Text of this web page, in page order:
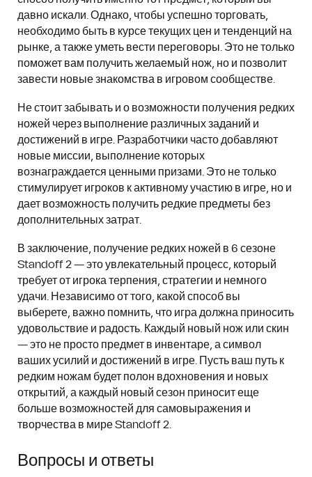
давно искали. Однако, чтобы успешно торговать,
необходимо быть в курсе текущих цен и тенденций на
рынке, а также уметь вести переговоры. Это не только
поможет вам получить желаемый нож, но и позволит
завести новые знакомства в игровом сообществе.
Не стоит забывать и о возможности получения редких
ножей через выполнение различных заданий и
достижений в игре. Разработчики часто добавляют
новые миссии, выполнение которых
вознаграждается ценными призами. Это не только
стимулирует игроков к активному участию в игре, но и
дает возможность получить редкие предметы без
дополнительных затрат.
В заключение, получение редких ножей в 6 сезоне
Standoff 2 — это увлекательный процесс, который
требует от игрока терпения, стратегии и немного
удачи. Независимо от того, какой способ вы
выберете, важно помнить, что игра должна приносить
удовольствие и радость. Каждый новый нож или скин
— это не просто предмет в инвентаре, а символ
ваших усилий и достижений в игре. Пусть ваш путь к
редким ножам будет полон вдохновения и новых
открытий, а каждый новый сезон приносит еще
больше возможностей для самовыражения и
творчества в мире Standoff 2.
Вопросы и ответы